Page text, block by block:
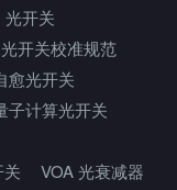
开关
开关校准规范
愈光开关
子计算光开关
VOA 光衰减器